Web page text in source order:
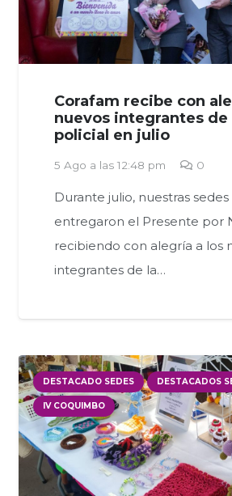
Corafam recibe con
nuevos integrantes
policial en julio
5 Ago a las 12:48 pm 0
Durante julio, nuestras
entregaron el Presente por
recibiendo con alegría a los
integrantes de la…
DESTACADO SEDES DESTACADOS
IV COQUIMBO